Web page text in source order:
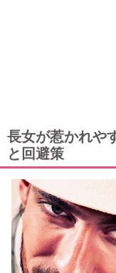
長女が惹かれや
と回避策